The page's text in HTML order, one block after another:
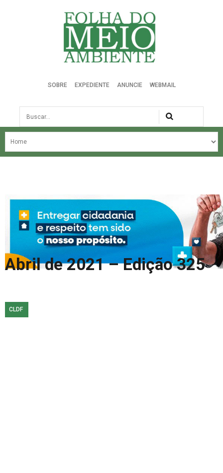
Folha do Meio Ambiente
SOBRE EXPEDIENTE ANUNCIE WEBMAIL
Busca
NOSSA HISTÓRIA
EDIÇÕES ANTERIORES
COLUNA DO MEIO
FALE CONOSCO
Abril de 2021 – Edição 325
CLDF